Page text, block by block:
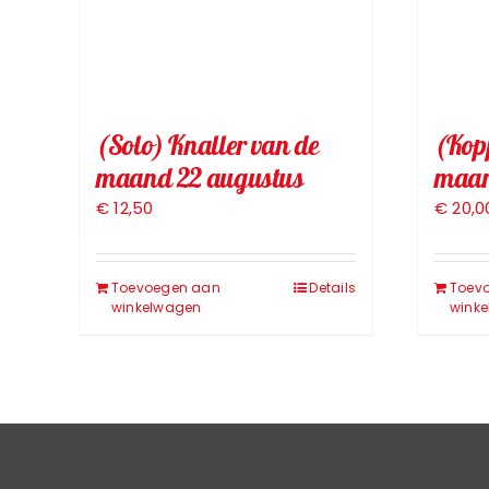
(Solo) Knaller van de
maand 22 augustus
€12,50
Toevoegen aan
winkelwagen
Details
€